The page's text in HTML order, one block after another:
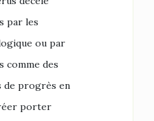
par les
ou par
comme des
de progrès en
porter